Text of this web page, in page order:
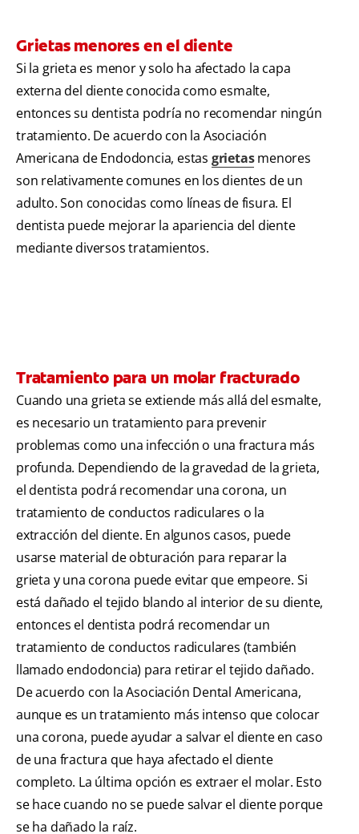
Grietas menores en el diente
Si la grieta es menor y solo ha afectado la capa
externa del diente conocida como esmalte,
entonces su dentista podría no recomendar ningún
tratamiento. De acuerdo con la Asociación
Americana de Endodoncia, estas grietas menores
son relativamente comunes en los dientes de un
adulto. Son conocidas como líneas de fisura. El
dentista puede mejorar la apariencia del diente
mediante diversos tratamientos.
Tratamiento para un molar fracturado
Cuando una grieta se extiende más allá del esmalte,
es necesario un tratamiento para prevenir
problemas como una infección o una fractura más
profunda. Dependiendo de la gravedad de la grieta,
el dentista podrá recomendar una corona, un
tratamiento de conductos radiculares o la
extracción del diente. En algunos casos, puede
usarse material de obturación para reparar la
grieta y una corona puede evitar que empeore. Si
está dañado el tejido blando al interior de su diente,
entonces el dentista podrá recomendar un
tratamiento de conductos radiculares (también
llamado endodoncia) para retirar el tejido dañado.
De acuerdo con la Asociación Dental Americana,
aunque es un tratamiento más intenso que colocar
una corona, puede ayudar a salvar el diente en caso
de una fractura que haya afectado el diente
completo. La última opción es extraer el molar. Esto
se hace cuando no se puede salvar el diente porque
se ha dañado la raíz.